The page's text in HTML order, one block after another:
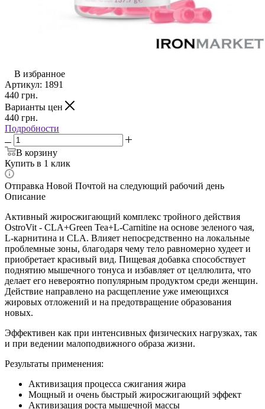
В избранное
Артикул: 1891
440 грн.
Варианты цен
440 грн.
Подробности
В корзину
Купить в 1 клик
Отправка Новой Почтой на следующий рабочий день
Описание
Активный жиросжигающий комплекс тройного действия
OstroVit - CLA+Green Tea+L-Carnitine на основе зеленого чая,
L-карнитина и CLA. Влияет непосредственно на локальные
проблемные зоны, благодаря чему тело равномерно худеет и
приобретает красивый вид. Пищевая добавка способствует
поднятию мышечного тонуса и избавляет от целлюлита, что
делает его невероятно популярным продуктом среди женщин.
Действие направлено на расщепление уже имеющихся
жировых отложений и на предотвращение образования
новых.
Эффективен как при интенсивных физических нагрузках, так
и при ведении малоподвижного образа жизни.
Результаты применения:
Активизация процесса сжигания жира
Мощный и очень быстрый жиросжигающий эффект
Активизация роста мышечной массы